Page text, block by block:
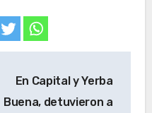
En Capital y Yerba
Buena, detuvieron a